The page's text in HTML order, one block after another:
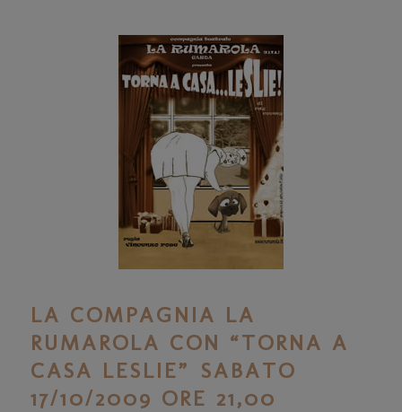
LA COMPAGNIA LA
RUMAROLA CON “TORNA A
CASA LESLIE” SABATO
17/10/2009 ORE 21,00